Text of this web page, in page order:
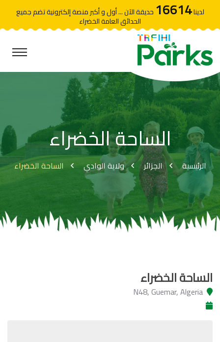
لدينا16614 حديقة الآن ... أول و أكبر منصة إلكترونية تضم جميع
الحدائق العامة الخضراء
الساحة الخضراء
الرئيسية الجزائر ولاية الوادي الساحة الخضراء
الساحة الخضراء
N48, Guemar, Algeria